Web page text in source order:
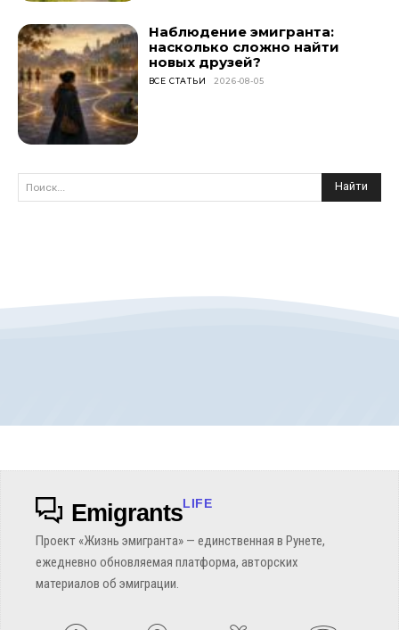
Наблюдение эмигранта:
насколько сложно найти
новых друзей?
ВСЕ СТАТЬИ 2026-08-05
Поиск... Найти
EmigrantsLIFE
Проект «Жизнь эмигранта» — единственная в Рунете,
ежедневно обновляемая платформа, авторских
материалов об эмиграции.